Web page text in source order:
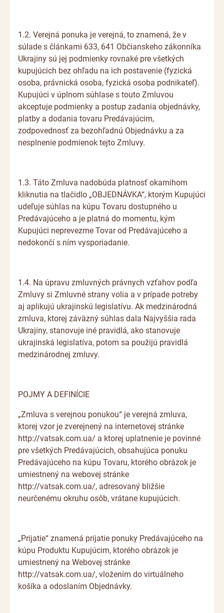
1.2. Verejná ponuka je verejná, to znamená, že v
súlade s článkami 633, 641 Občianskeho zákonníka
Ukrajiny sú jej podmienky rovnaké pre všetkých
kupujúcich bez ohľadu na ich postavenie (fyzická
osoba, právnická osoba, fyzická osoba podnikateľ).
Kupujúci v úplnom súhlase s touto Zmluvou
akceptuje podmienky a postup zadania objednávky,
platby a dodania tovaru Predávajúcim,
zodpovednosť za bezohľadnú Objednávku a za
nesplnenie podmienok tejto Zmluvy.
1.3. Táto Zmluva nadobúda platnosť okamihom
kliknutia na tlačidlo „OBJEDNÁVKA“, ktorým Kupujúci
udeľuje súhlas na kúpu Tovaru dostupného u
Predávajúceho a je platná do momentu, kým
Kupujúci neprevezme Tovar od Predávajúceho a
nedokončí s ním vysporiadanie.
1.4. Na úpravu zmluvných právnych vzťahov podľa
Zmluvy si Zmluvné strany volia a v prípade potreby
aj aplikujú ukrajinskú legislatívu. Ak medzinárodná
zmluva, ktorej záväzný súhlas dala Najvyššia rada
Ukrajiny, stanovuje iné pravidlá, ako stanovuje
ukrajinská legislatíva, potom sa použijú pravidlá
medzinárodnej zmluvy.
POJMY A DEFINÍCIE
„Zmluva s verejnou ponukou“ je verejná zmluva,
ktorej vzor je zverejnený na internetovej stránke
http://vatsak.com.ua/ a ktorej uplatnenie je povinné
pre všetkých Predávajúcich, obsahujúca ponuku
Predávajúceho na kúpu Tovaru, ktorého obrázok je
umiestnený na webovej stránke
http://vatsak.com.ua/, adresovaný bližšie
neurčenému okruhu osôb, vrátane kupujúcich.
„Prijatie“ znamená prijatie ponuky Predávajúceho na
kúpu Produktu Kupujúcim, ktorého obrázok je
umiestnený na Webovej stránke
http://vatsak.com.ua/, vložením do virtuálneho
košíka a odoslaním Objednávky.